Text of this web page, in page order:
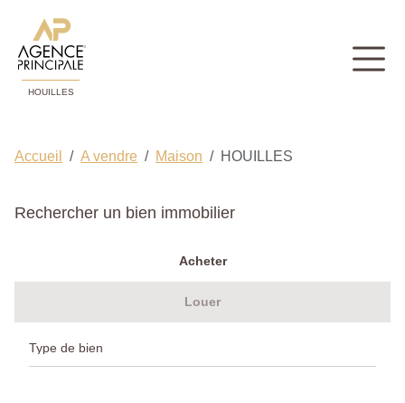
HOUILLES
Accueil A vendre Maison HOUILLES
Rechercher un bien immobilier
Acheter
Louer